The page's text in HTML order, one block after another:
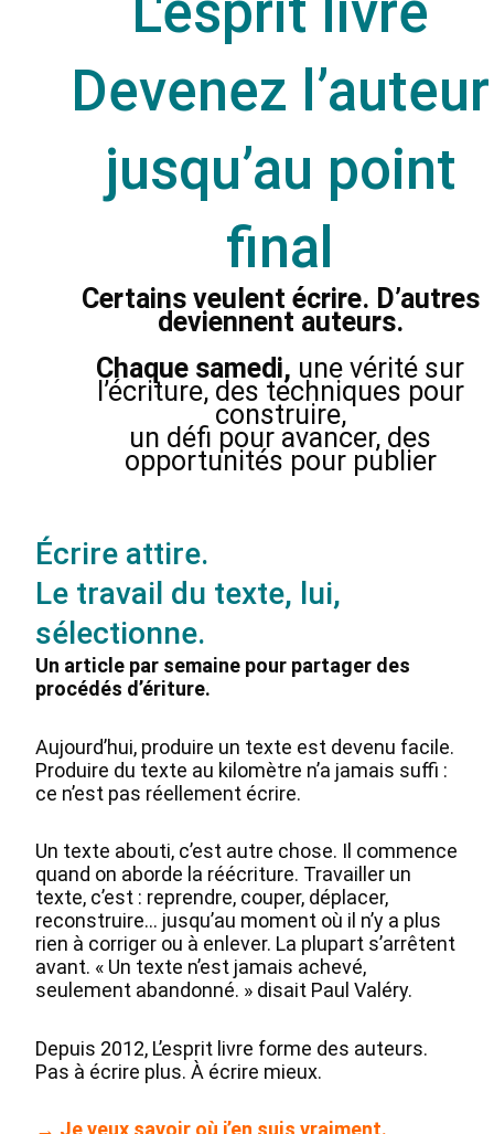
Devenez l’auteur
jusqu’au point
final
Certains veulent écrire. D’autres
deviennent auteurs.
Chaque samedi, une vérité sur
l’écriture, des techniques pour
construire,
un défi pour avancer, des
opportunités pour publier
Écrire attire.
Le travail du texte, lui,
sélectionne.
Un article par semaine pour partager des
procédés d’ériture.
Aujourd’hui, produire un texte est devenu facile.
Produire du texte au kilomètre n’a jamais suffi :
ce n’est pas réellement écrire.
Un texte abouti, c’est autre chose. Il commence
quand on aborde la réécriture. Travailler un
texte, c’est : reprendre, couper, déplacer,
reconstruire… jusqu’au moment où il n’y a plus
rien à corriger ou à enlever. La plupart s’arrêtent
avant. « Un texte n’est jamais achevé,
seulement abandonné. » disait Paul Valéry.
Depuis 2012, L’esprit livre forme des auteurs.
Pas à écrire plus. À écrire mieux.
→ Je veux savoir où j’en suis vraiment.